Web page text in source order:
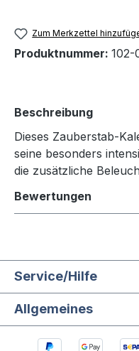
Zum Merkzettel
Produktnummer: 102-
Beschreibung
Dieses Zauberstab-
seine besonders
die zusätzliche
Bewertungen
Service/Hilfe
Allgemeines